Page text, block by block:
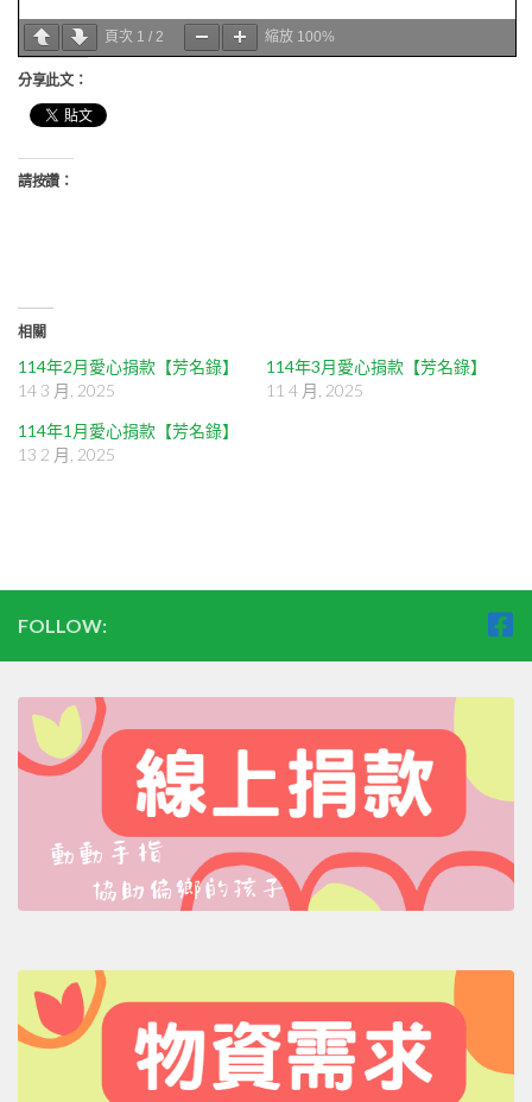
頁次 1 / 2 縮放 100%
分享此文：
請按讚：
相關
114年2月愛心捐款【芳名錄】
14 3 月, 2025
114年3月愛心捐款【芳名錄】
11 4 月, 2025
114年1月愛心捐款【芳名錄】
13 2 月, 2025
FOLLOW: